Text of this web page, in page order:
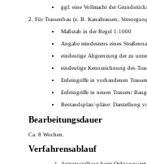
ggf. eine Vollmacht der
2. Für Trassenbau (z. B. Kanaltrassen,
Maßstab in der Regel 1:1000
Angabe mindestens eines
eindeutige Abgrenzung der zu
eindeutige Kennzeichnung des
Erdeingriffe in vorhandenen
Erdeingriffe in neuen Trassen/
Bestandsplan/-pläne: Darstellung
Bearbeitungsdauer
Ca. 8 Wochen.
Verfahrensablauf